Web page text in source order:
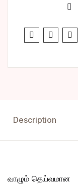
Description
வாழும் தெய்வமான